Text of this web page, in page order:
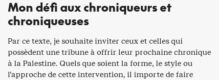
Mon défi aux chroniqueurs et
chroniqueuses
Par ce texte, je souhaite inviter ceux et celles qui
possèdent une tribune à offrir leur prochaine chronique
à la Palestine. Quels que soient la forme, le style ou
l’approche de cette intervention, il importe de faire